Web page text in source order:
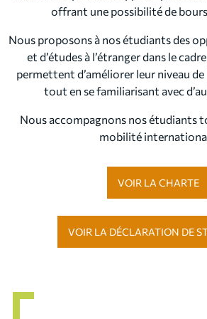
offrant une possibilité de
Nous proposons à nos étudiants des
et d’études à l’étranger dans le
permettent d’améliorer leur niveau
tout en se familiarisant avec
Nous accompagnons nos étudiants
mobilité
VOIR LA CHARTE
VOIR LA DÉCLARATION DE